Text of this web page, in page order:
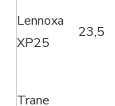
Lennoxa
XP25
23,5
Trane